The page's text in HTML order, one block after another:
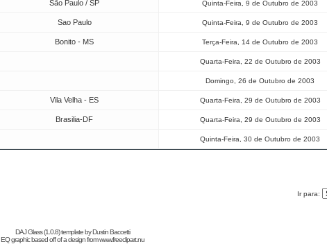
São Paulo / SP Quinta-Feira, 9 de Outubro de 2003
Sao Paulo Quinta-Feira, 9 de Outubro de 2003
Bonito - MS Terça-Feira, 14 de Outubro de 2003
Quarta-Feira, 22 de Outubro de 2003
Domingo, 26 de Outubro de 2003
Vila Velha - ES Quarta-Feira, 29 de Outubro de 2003
Brasilia-DF Quarta-Feira, 29 de Outubro de 2003
Quinta-Feira, 30 de Outubro de 2003
Ir para:
DAJ Glass (1.0.8) template byDustin Baccetti
EQ graphic based off of a design fromwww.freeclipart.nu